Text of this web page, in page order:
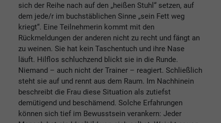
sich der Reihe nach auf den „heißen Stuhl“ setzen, auf
dem jede/r im buchstäblichen Sinne „sein Fett weg
kriegt“. Eine Teilnehmerin kommt mit den
Rückmeldungen der anderen nicht zu recht und fängt an
zu weinen. Sie hat kein Taschentuch und ihre Nase
läuft. Hilflos schluchzend blickt sie in die Runde.
Niemand – auch nicht der Trainer – reagiert. Schließlich
steht sie auf und rennt aus dem Raum. Im Nachhinein
beschreibt die Frau diese Situation als zutiefst
demütigend und beschämend. Solche Erfahrungen
können sich tief im Bewusstsein verankern: Jeder